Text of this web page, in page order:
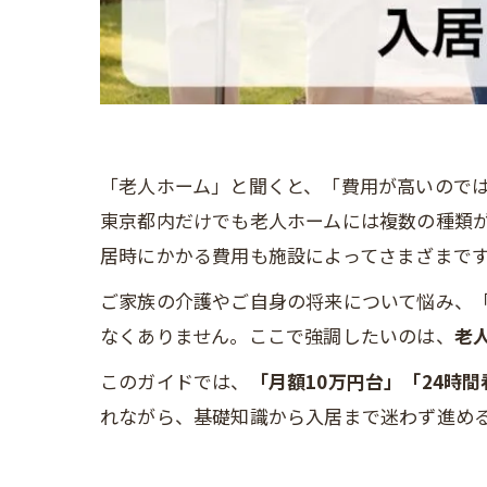
「老人ホーム」と聞くと、「費用が高いの
東京都内だけでも老人ホームには複数の種類
居時にかかる費用も施設によってさまざまで
ご家族の介護やご自身の将来について悩み
なくありません。ここで強調したいのは、 老
このガイドでは、
「月額10万円台」「24時
れながら、基礎知識から入居まで迷わず進め